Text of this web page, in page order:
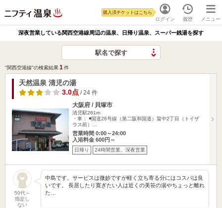
ログイン
購入済チケットはこちら
履歴 メニュー
深夜営業している関西空港線周辺の温泉、日帰り温泉、スーパー銭湯を探す
駅名で探す
"関西空港線"の検索結果1 件
天然温泉 清児の湯
3.0点 / 24 件
大阪府 / 貝塚市
清児駅261m
・車： ◾️国道26号線（第二阪和国道）畠中2丁目（トイザ
ラス前）…
営業時間 0:00～24:00
入浴料金 600円～
日帰り 24時間営業、深夜営業
50代～
指定し
ない
中島です。サービスは微妙ですが軽く立ち寄る分にはコスパは良
いです。 長居したり寛ぎたい人は近くの美笹の湯やちょっと離れ
た…